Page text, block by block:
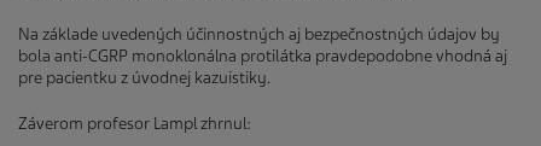
Na základe uvedených účinnostných aj bezpečnostných údajov by
bola anti-CGRP monoklonálna protilátka pravdepodobne vhodná aj
pre pacientku z úvodnej kazuistiky.
Záverom profesor Lampl zhrnul: